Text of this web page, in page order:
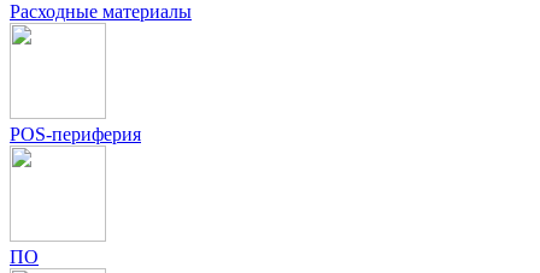
Расходные материалы
POS-периферия
ПО